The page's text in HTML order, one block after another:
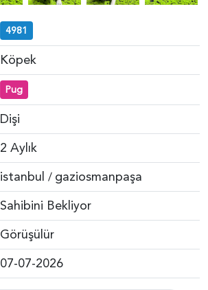
4981
Köpek
Pug
Dişi
2 Aylık
istanbul / gaziosmanpaşa
Sahibini Bekliyor
Görüşülür
07-07-2026